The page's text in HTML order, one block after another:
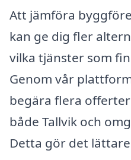
Att jämföra
kan ge dig fler
vilka tjänster som
Genom vår
begära flera
både Tallvik och
Detta gör det